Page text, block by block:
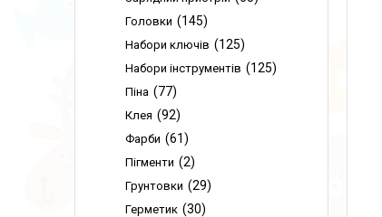
Головки 145
Набори ключів 125
Набори інструментів 125
Піна 77
Клея 92
Фарби 61
Пігменти 2
Грунтовки 29
Герметик 30